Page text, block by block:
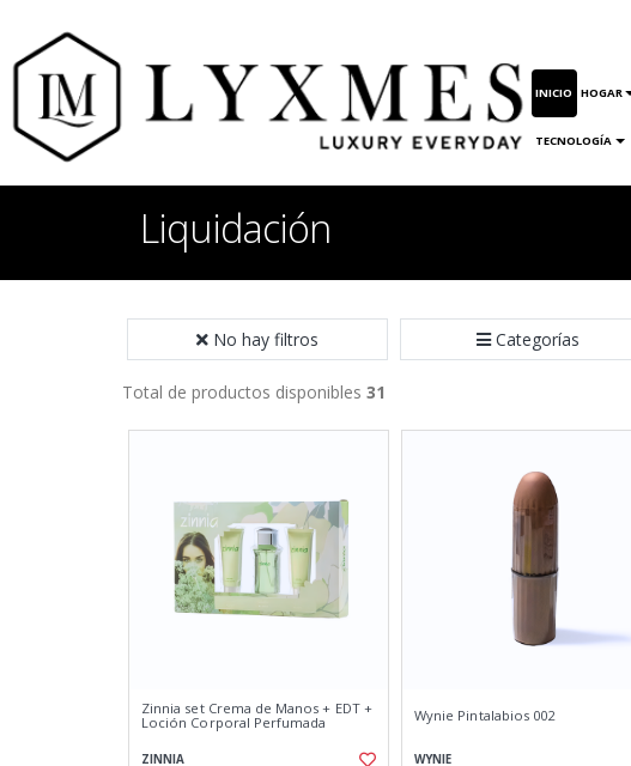
INICIO HOGAR
TECNOLOGÍA
Liquidación
No hay filtros Categorías
Total de productos disponibles 31
Zinnia set Crema de Manos + EDT +
Loción Corporal Perfumada
ZINNIA
Wynie Pintalabios 002
WYNIE